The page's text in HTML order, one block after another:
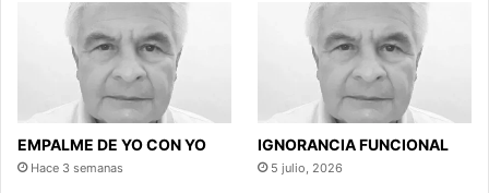
EMPALME DE YO CON YO
Hace 3 semanas
IGNORANCIA FUNCIONAL
5 julio, 2026